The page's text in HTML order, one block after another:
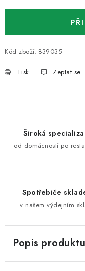
Kód zboží: 839035
Tisk Zeptat se
Široká
od domácností po
Spotřebiče
v našem výdejním
Popis produktu